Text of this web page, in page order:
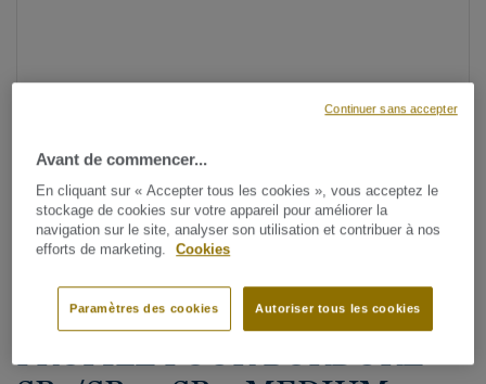
PROFILE POUR BORDURE -
Avant de commencer...
En cliquant sur « Accepter tous les cookies », vous acceptez le
stockage de cookies sur votre appareil pour améliorer la
navigation sur le site, analyser son utilisation et contribuer à nos
efforts de marketing.
Cookies
Autoriser tous les cookies
Paramètres des cookies
Continuer sans accepter